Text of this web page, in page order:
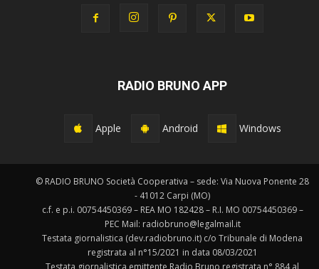
RADIO BRUNO APP
Apple Android Windows
© RADIO BRUNO Società Cooperativa – sede: Via Nuova Ponente 28
- 41012 Carpi (MO)
c.f. e p.i. 00754450369 – REA MO 182428 – R.I. MO 00754450369 –
PEC Mail: radiobruno@legalmail.it
Testata giornalistica (dev.radiobruno.it) c/o Tribunale di Modena
registrata al n°15/2021 in data 08/03/2021